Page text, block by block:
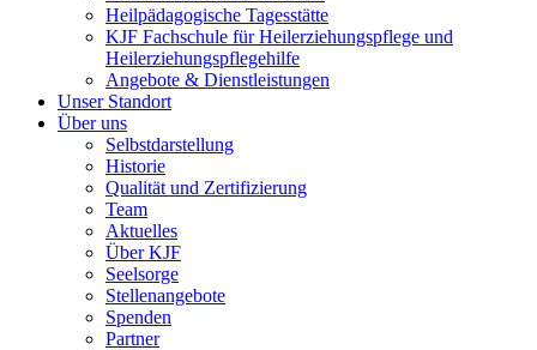
Heilpädagogische Tagesstätte
KJF Fachschule für Heilerziehungspflege und
Heilerziehungspflegehilfe
Angebote & Dienstleistungen
Unser Standort
Über uns
Selbstdarstellung
Historie
Qualität und Zertifizierung
Team
Aktuelles
Über KJF
Seelsorge
Stellenangebote
Spenden
Partner